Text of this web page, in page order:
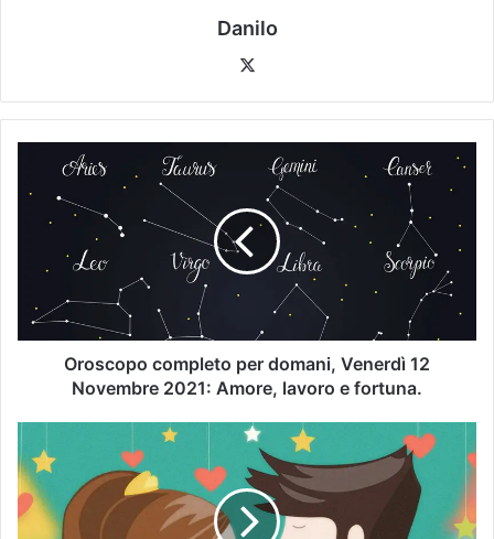
Danilo
Oroscopo completo per domani, Venerdì 12
Novembre 2021: Amore, lavoro e fortuna.